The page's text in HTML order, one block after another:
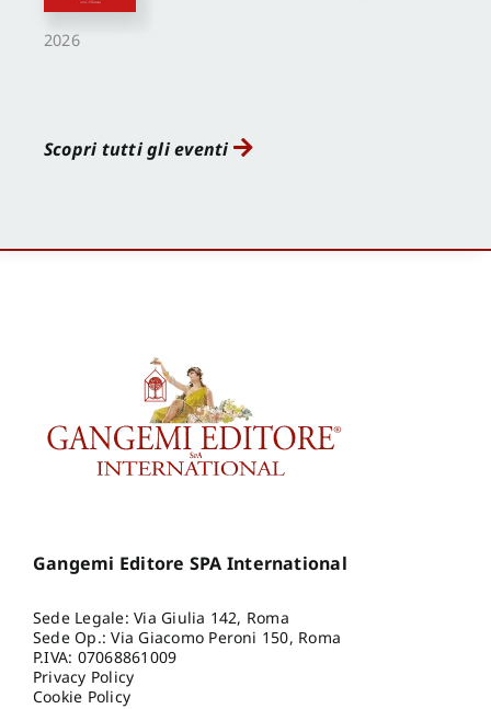
2026
Scopri tutti gli eventi
Gangemi Editore SPA International
Sede Legale: Via Giulia 142, Roma
Sede Op.: Via Giacomo Peroni 150, Roma
P.IVA: 07068861009
Privacy Policy
Cookie Policy